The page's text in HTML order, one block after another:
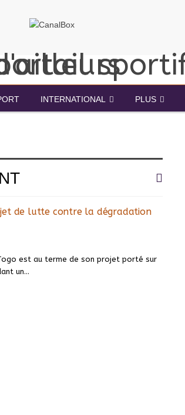
INTERNATIONAL PLUS
de lutte contre la dégradation
est au terme de son projet porté sur
un…